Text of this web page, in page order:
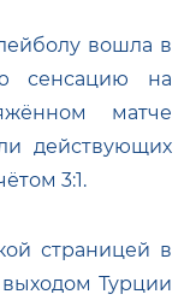
вошла в
сенсацию на
матче
действующих
3:1.
страницей в
Турции